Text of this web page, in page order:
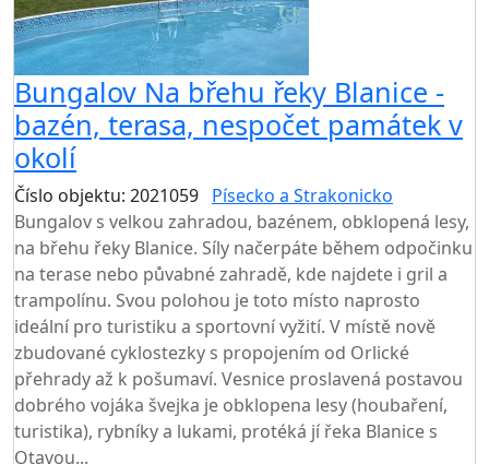
Bungalov Na břehu řeky Blanice -
bazén, terasa, nespočet památek v
okolí
Číslo objektu: 2021059 Písecko a Strakonicko
Bungalov s velkou zahradou, bazénem, obklopená lesy,
na břehu řeky Blanice. Síly načerpáte během odpočinku
na terase nebo půvabné zahradě, kde najdete i gril a
trampolínu. Svou polohou je toto místo naprosto
ideální pro turistiku a sportovní vyžití. V místě nově
zbudované cyklostezky s propojením od Orlické
přehrady až k pošumaví. Vesnice proslavená postavou
dobrého vojáka švejka je obklopena lesy (houbaření,
turistika), rybníky a lukami, protéká jí řeka Blanice s
Otavou...